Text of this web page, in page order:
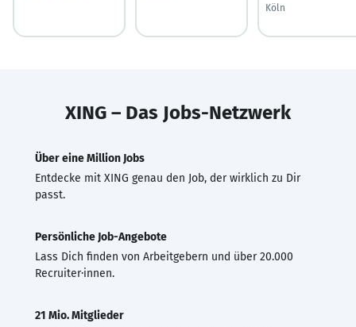
Köln
XING – Das Jobs-Netzwerk
Über eine Million Jobs
Entdecke mit XING genau den Job, der wirklich zu Dir
passt.
Persönliche Job-Angebote
Lass Dich finden von Arbeitgebern und über 20.000
Recruiter·innen.
21 Mio. Mitglieder